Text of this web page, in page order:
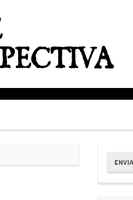
Enviar